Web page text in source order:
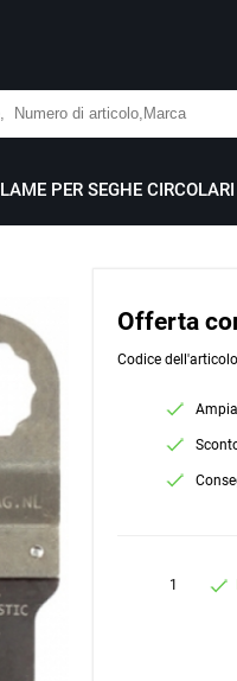
LAME PER SEGHE CIRCOLARI
Offerta
Codice
1